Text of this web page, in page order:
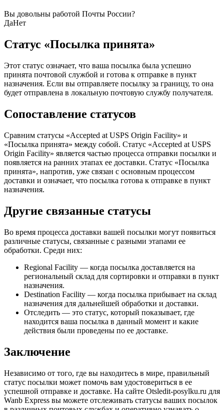
Вы довольны работой Почты России?
ДаНет
Статус «Посылка принята»
Этот статус означает, что ваша посылка была успешно
принята почтовой службой и готова к отправке в пункт
назначения. Если вы отправляете посылку за границу, то она
будет отправлена в локальную почтовую службу получателя.
Сопоставление статусов
Сравним статусы «Accepted at USPS Origin Facility» и
«Посылка принята» между собой. Статус «Accepted at USPS
Origin Facility» является частью процесса отправки посылки и
появляется на ранних этапах ее доставки. Статус «Посылка
принята», напротив, уже связан с основным процессом
доставки и означает, что посылка готова к отправке в пункт
назначения.
Другие связанные статусы
Во время процесса доставки вашей посылки могут появиться
различные статусы, связанные с разными этапами ее
обработки. Среди них:
Regional Facility — когда посылка доставляется на
региональный склад для сортировки и отправки в пункт
назначения.
Destination Facility — когда посылка прибывает на склад
назначения для дальнейшей обработки и доставки.
Отследить — это статус, который показывает, где
находится ваша посылка в данный момент и какие
действия были проведены по ее доставке.
Заключение
Независимо от того, где вы находитесь в мире, правильный
статус посылки может помочь вам удостовериться в ее
успешной отправке и доставке. На сайте Otsledit-posylku.ru для
Wanb Express вы можете отслеживать статусы ваших посылок